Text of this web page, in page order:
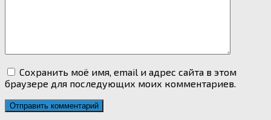
Сохранить моё имя, email и адрес сайта в этом
браузере для последующих моих комментариев.